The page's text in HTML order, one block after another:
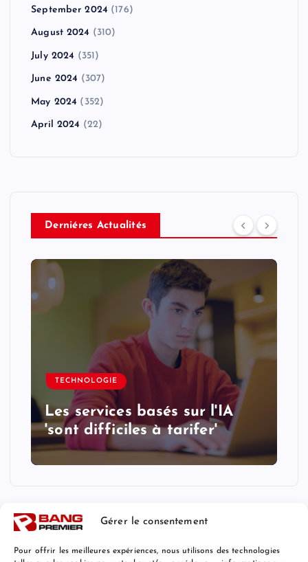
Gérer le consentement
Pour offrir les meilleures expériences, nous utilisons des technologies
September 2024 (176)
August 2024 (310)
July 2024 (351)
June 2024 (307)
May 2024 (352)
April 2024 (22)
Derniéres Actualités
TECHNOLOGIE
Les services basés sur l'IA
'sont difficiles à tarifer'